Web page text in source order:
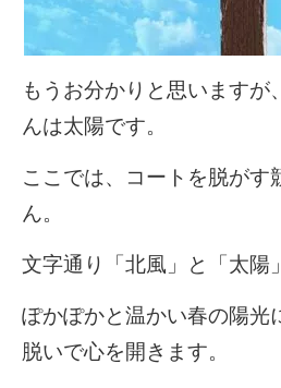
もうお分かりと思いますが、
んは太陽です。
ここでは、コートを脱がす
ん。
文字通り「北風」と「太陽
ぽかぽかと温かい春の陽光
脱いで心を開きます。